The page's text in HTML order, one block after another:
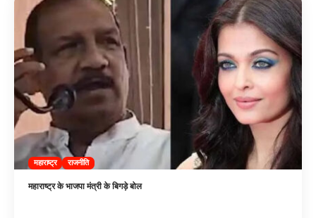
महाराष्ट्र राजनीति
महाराष्ट्र के भाजपा मंत्री के बिगड़े बोल